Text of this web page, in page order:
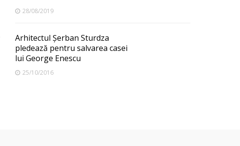
28/08/2019
Arhitectul Şerban Sturdza
pledează pentru salvarea casei
lui George Enescu
25/10/2016